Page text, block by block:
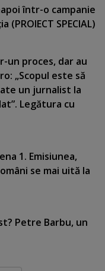
într-o campanie
SPECIAL)
un proces, dar au
„Scopul este să
un jurnalist la
Legătura cu
1. Emisiunea,
se mai uită la
Petre Barbu, un